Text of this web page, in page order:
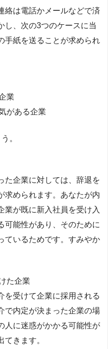
絡は電話かメールなどで済
し、次の3つのケースに当
手紙を送ることが求められ
業
がある企業
。
た企業に対しては、辞退を
求められます。あなたが内
業が既に新入社員を受け入
可能性があり、そのために
ているためです。すみやか
た企業
を受けて企業に採用される
で内定が決まった企業の場
人に迷惑がかかる可能性が
きます。